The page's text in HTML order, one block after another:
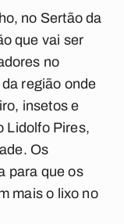
no Sertão da
que vai ser
no
região onde
insetos e
Lidolfo Pires,
Os
para que os
mais o lixo no